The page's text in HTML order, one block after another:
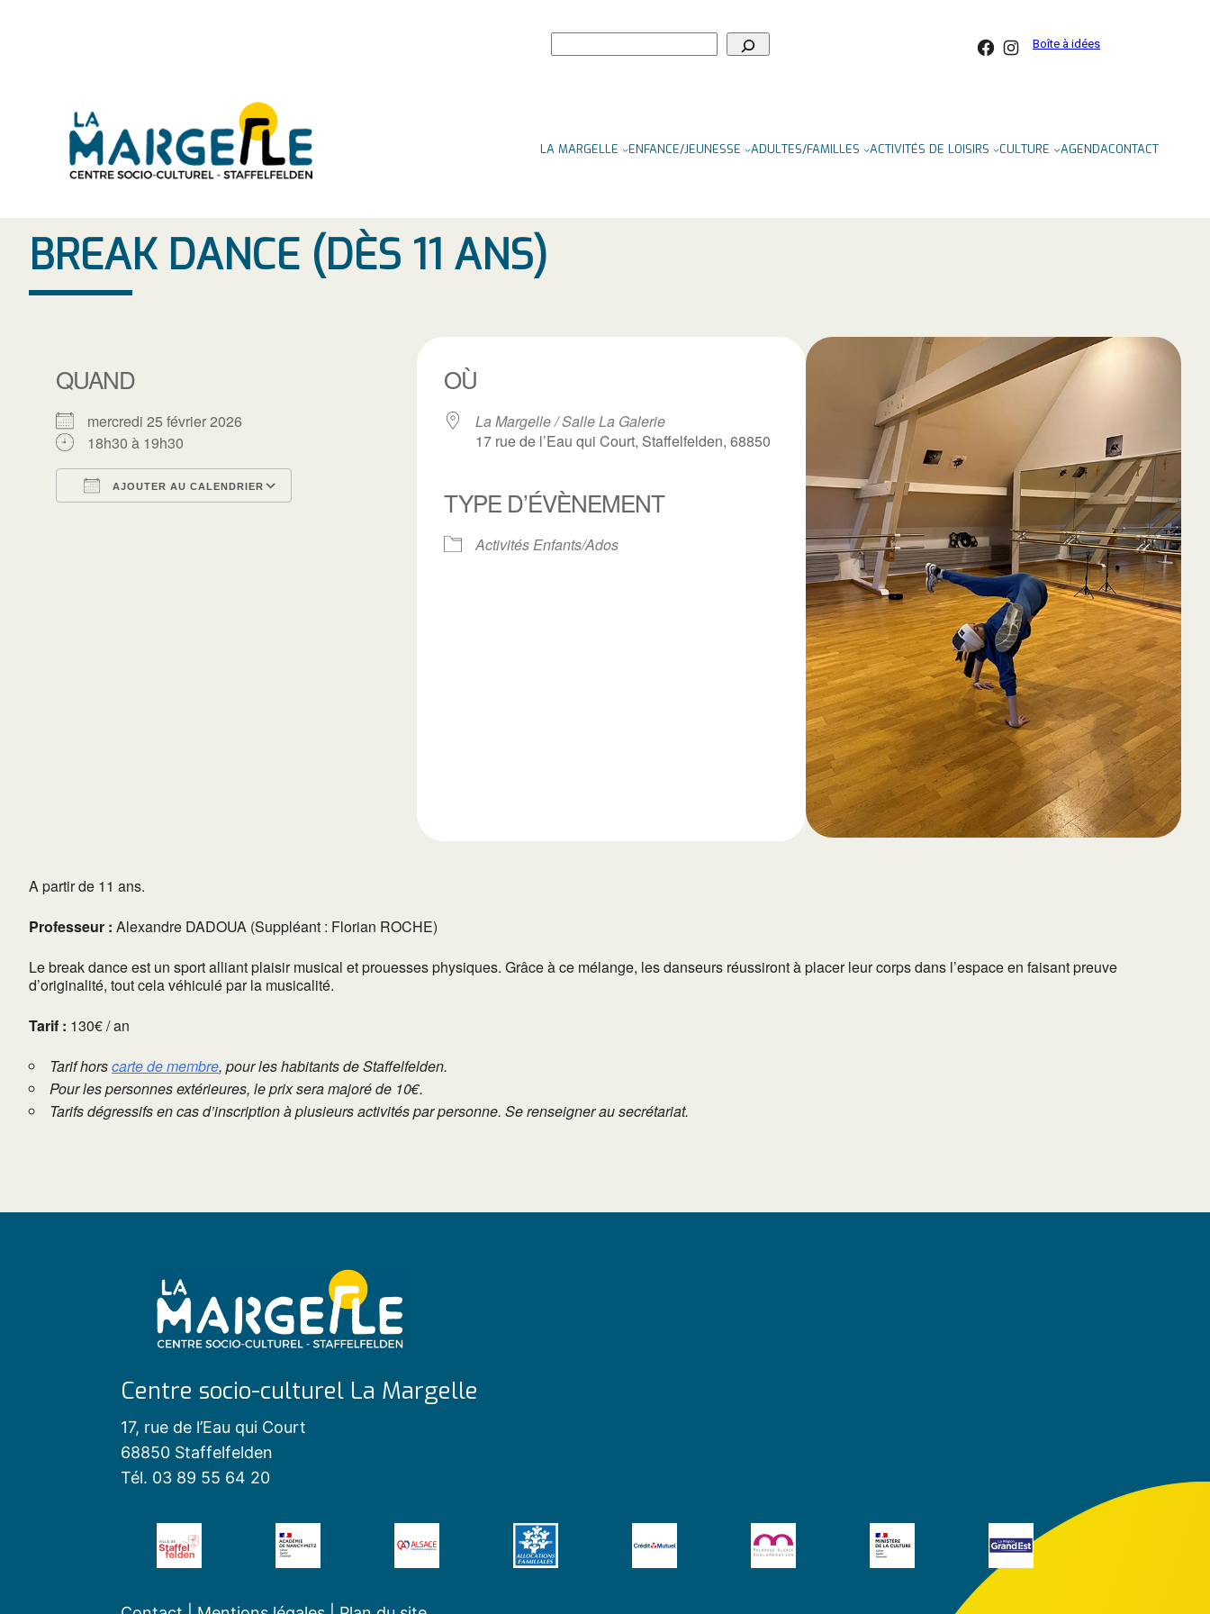
Facebook
Instagram
Boîte à idées
LA MARGELLE ENFANCE/JEUNESSE ADULTES/FAMILLES ACTIVITÉS DE LOISIRS CULTURE AGENDACONTACT
BREAK DANCE (DÈS 11 ANS)
QUAND
mercredi 25 février 2026
18h30 à 19h30
AJOUTER AU CALENDRIER
iCalendar Outlook Live
OÙ
La Margelle / Salle La Galerie
17 rue de l’Eau qui Court, Staffelfelden, 68850
TYPE D’ÉVÈNEMENT
Activités Enfants/Ados
A partir de 11 ans.
Professeur : Alexandre DADOUA (Suppléant : Florian ROCHE)
Le break dance est un sport alliant plaisir musical et prouesses physiques. Grâce à ce mélange, les danseurs réussiront à placer leur corps dans l’espace en faisant preuve
d’originalité, tout cela véhiculé par la musicalité.
Tarif : 130€ / an
Tarif horscarte de membre, pour les habitants de Staffelfelden.
Pour les personnes extérieures, le prix sera majoré de 10€.
Tarifs dégressifs en cas d’inscription à plusieurs activités par personne. Se renseigner au secrétariat.
Centre socio-culturel La Margelle
17, rue de l’Eau qui Court
68850 Staffelfelden
Tél. 03 89 55 64 20